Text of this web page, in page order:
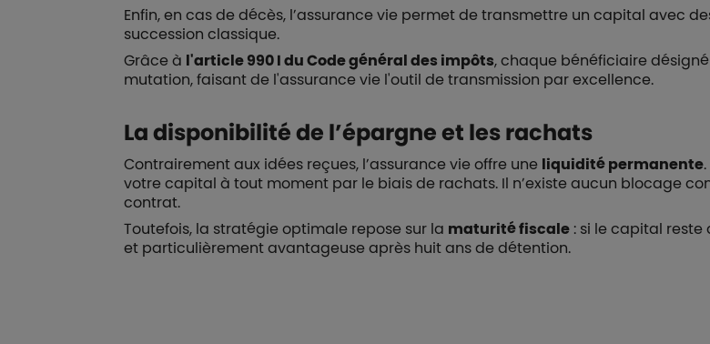
Enfin, en cas de décès, l’assurance vie permet de transmettre un capital avec
succession classique.
Grâce à l'article 990 I du Code général des impôts, chaque bénéficiaire
mutation, faisant de l'assurance vie l'outil de transmission par excellence.
La disponibilité de l’épargne et les rachats
Contrairement aux idées reçues, l’assurance vie offre une liquidité permanente
votre capital à tout moment par le biais de rachats. Il n’existe aucun blocage
contrat.
Toutefois, la stratégie optimale repose sur la maturité fiscale : si le capital
et particulièrement avantageuse après huit ans de détention.